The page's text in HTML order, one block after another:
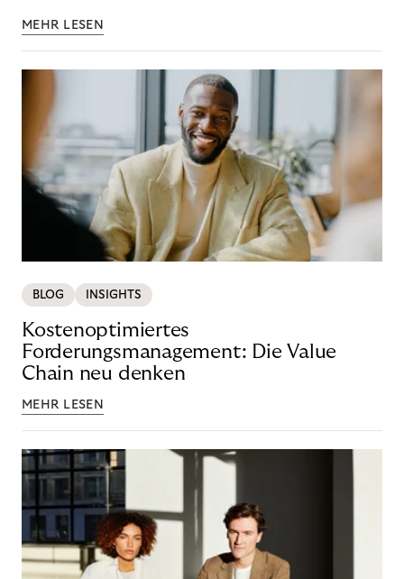
MEHR LESEN
BLOG INSIGHTS
Kostenoptimiertes
Forderungsmanagement: Die Value
Chain neu denken
MEHR LESEN